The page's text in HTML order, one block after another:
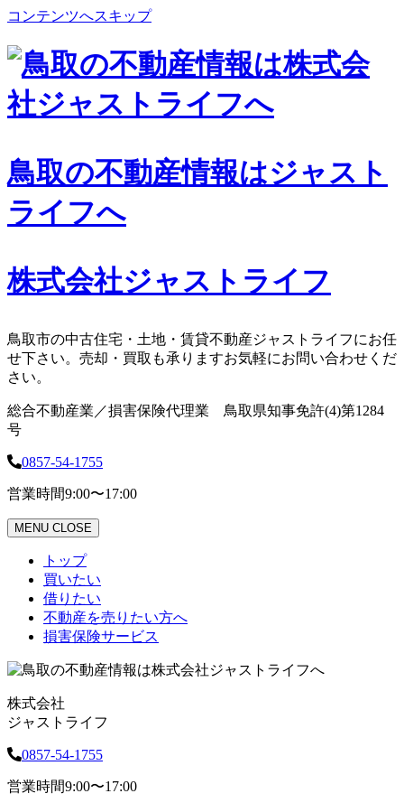
コンテンツへスキップ
鳥取の不動産情報はジャスト
ライフへ
株式会社ジャストライフ
鳥取市の中古住宅・土地・賃貸不動産ジャストライフにお任
せ下さい。売却・買取も承りますお気軽にお問い合わせくだ
さい。
総合不動産業／損害保険代理業 鳥取県知事免許(4)第1284
号
0857-54-1755
営業時間9:00〜17:00
MENU CLOSE
トップ
買いたい
借りたい
不動産を売りたい方へ
損害保険サービス
株式会社
ジャストライフ
0857-54-1755
営業時間9:00〜17:00